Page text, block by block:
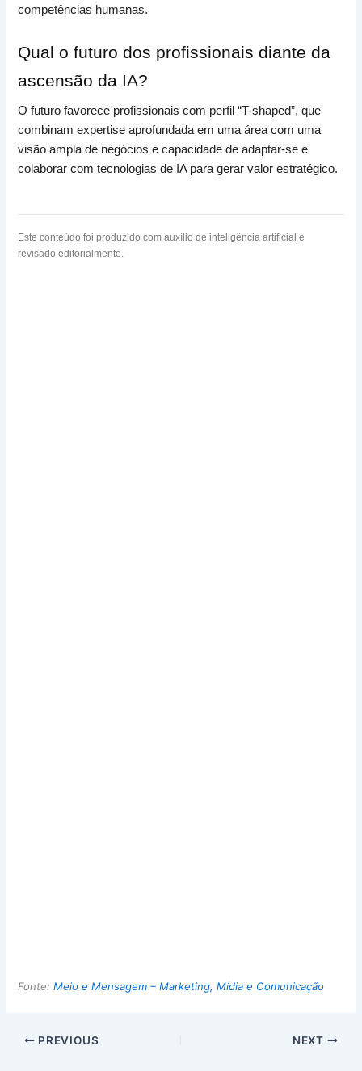
competências humanas.
Qual o futuro dos profissionais diante da
ascensão da IA?
O futuro favorece profissionais com perfil “T-shaped”, que
combinam expertise aprofundada em uma área com uma
visão ampla de negócios e capacidade de adaptar-se e
colaborar com tecnologias de IA para gerar valor estratégico.
Este conteúdo foi produzido com auxílio de inteligência artificial e
revisado editorialmente.
Fonte:Meio e Mensagem – Marketing, Mídia e Comunicação
PREVIOUS NEXT